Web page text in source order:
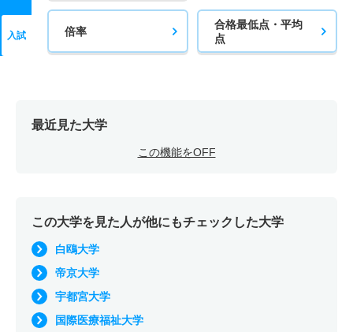
入試 倍率
合格最低点・平均
点
最近見た大学
この機能をOFF
この大学を見た人が他にもチェックした大学
白鴎大学
帝京大学
宇都宮大学
国際医療福祉大学